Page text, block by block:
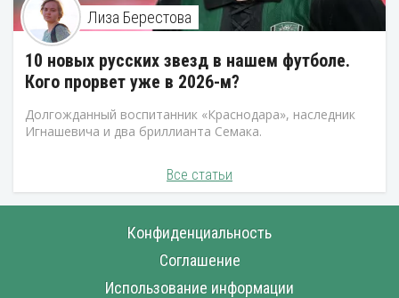
Лиза Берестова
10 новых русских звезд в нашем футболе.
Кого прорвет уже в 2026-м?
Долгожданный воспитанник «Краснодара», наследник
Игнашевича и два бриллианта Семака.
Все статьи
Конфиденциальность
Соглашение
Использование информации